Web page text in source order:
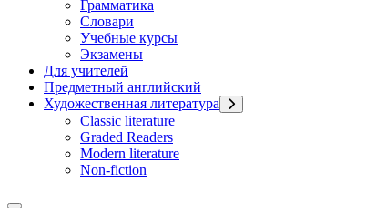
Грамматика
Словари
Учебные курсы
Экзамены
Для учителей
Предметный английский
Художественная литература
Classic literature
Graded Readers
Modern literature
Non-fiction